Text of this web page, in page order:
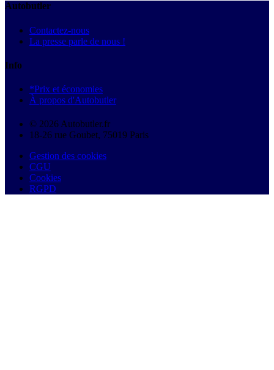
Autobutler
Contactez-nous
La presse parle de nous !
Info
*Prix et économies
À propos d'Autobutler
© 2026 Autobutler.fr
18-26 rue Goubet, 75019 Paris
Gestion des cookies
CGU
Cookies
RGPD